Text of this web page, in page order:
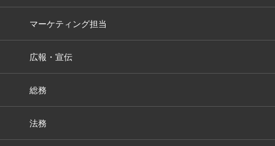
マーケティング担当
広報・宣伝
総務
法務